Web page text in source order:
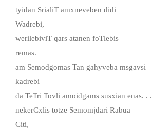
tyidan SrialiT amxneveben didi
Wadrebi,
werilebiviT qars atanen foTlebis
remas.
am Semodgomas Tan gahyveba msgavsi
kadrebi
da TeTri Tovli amoidgams susxian enas. . .
nekerCxlis totze Semomjdari Rabua
Citi,